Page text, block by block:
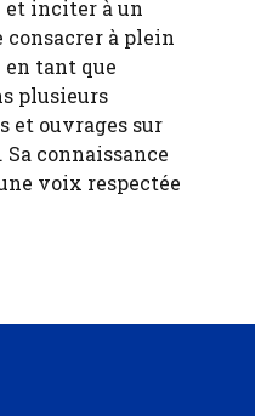
et inciter à un
à plein
en tant que
plusieurs
et ouvrages sur
connaissance
voix respectée